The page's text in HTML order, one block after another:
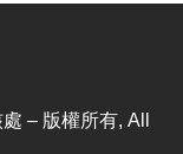
– 版權所有, All